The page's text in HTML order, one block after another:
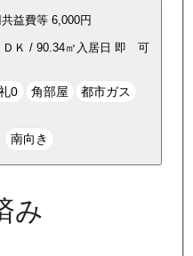
共益費等 6,000円
Ｋ / 90.34㎡ 入居日 即 可
0 角部屋 都市ガス
南向き
み